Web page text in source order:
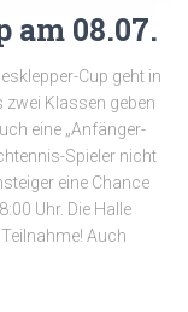
am 08.07.
Cup geht in
zwei Klassen geben
eine „Anfänger-
Spieler nicht
eine Chance
Uhr. Die Halle
Auch